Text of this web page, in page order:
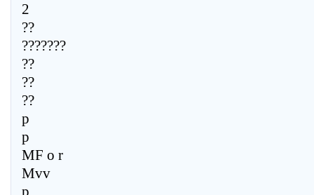
2
??
???????
??
??
??
p
p
MF o r
Mvv
p